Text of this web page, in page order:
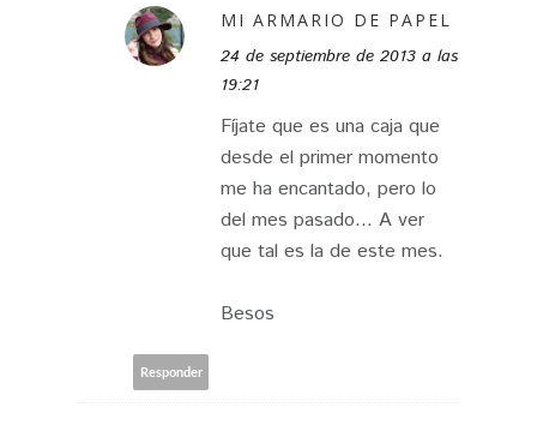
MI ARMARIO DE PAPEL
24 de septiembre de 2013 a las
19:21
Fíjate que es una caja que
desde el primer momento
me ha encantado, pero lo
del mes pasado... A ver
que tal es la de este mes.
Besos
Responder